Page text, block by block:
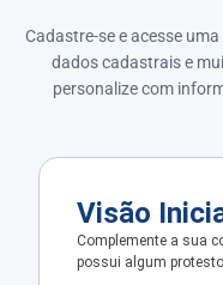
Cadastre-se e acesse
dados cadastrais e
personalize com
Visão
Complemente a sua
possui algum